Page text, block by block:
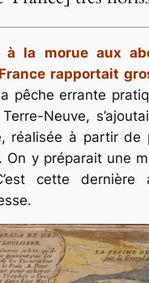
à la morue aux
rapportait
pêche errante
Neuve,
réalisée à partir de
On y préparait une
cette dernière